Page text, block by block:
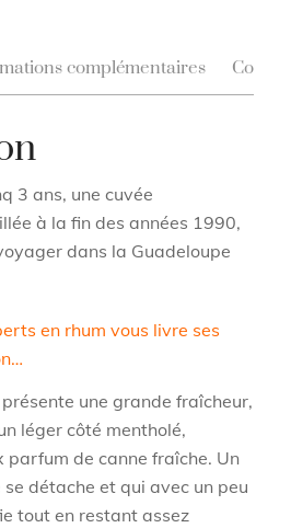
complémentaires
3 ans, une cuvée
à la fin des années 1990,
dans la Guadeloupe
en rhum vous livre ses
une grande fraîcheur,
léger côté mentholé,
parfum de canne fraîche. Un
détache et qui avec un peu
tout en restant assez